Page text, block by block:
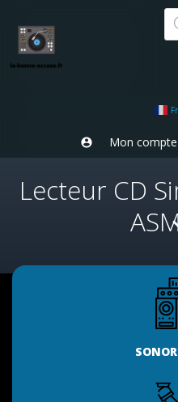
de
Mon compte
Lecteur CD